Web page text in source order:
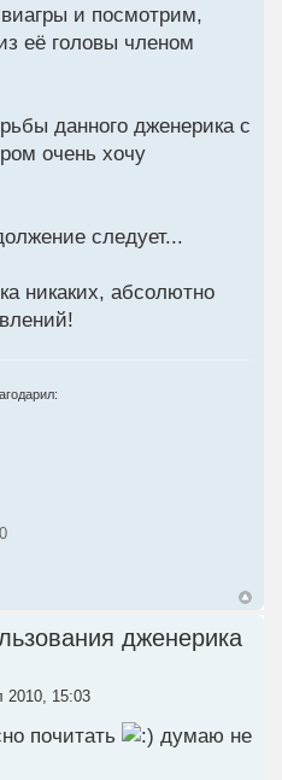
и посмотрим,
её головы членом
данного дженерика с
очень хочу
следует...
никаких, абсолютно
дженерика
2010, 15:03
почитать
думаю не